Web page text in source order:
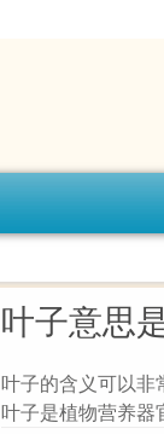
叶子意思
叶子的含义可以非
叶子是植物营养器